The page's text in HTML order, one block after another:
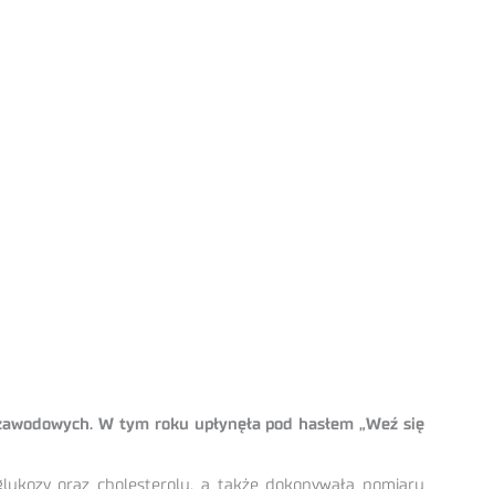
W tym roku upłynęła pod hasłem „Weź się
oraz cholesterolu, a także dokonywała pomiaru